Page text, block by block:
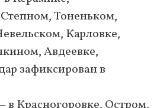
Тоненьком,
Карловке,
Авдеевке,
зафиксирован в